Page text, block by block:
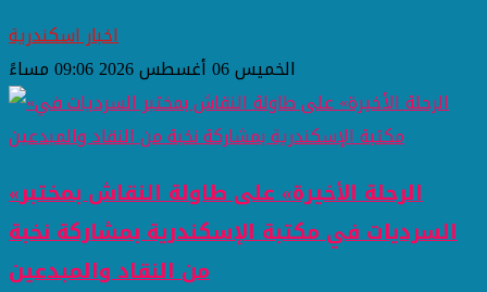
اخبار اسكندرية
الخميس 06 أغسطس 2026 09:06 مساءً
«الرحلة الأخيرة» على طاولة النقاش بمختبر
السرديات في مكتبة الإسكندرية بمشاركة نخبة
من النقاد والمبدعين